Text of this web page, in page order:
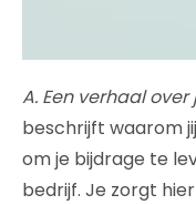
A. Een verhaal over
beschrijft waarom
om je bijdrage te
bedrijf. Je zorgt